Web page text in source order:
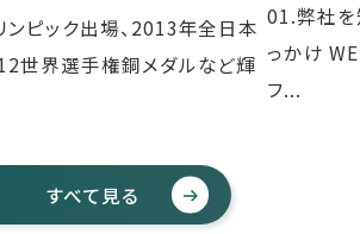
ピック出場、2013年全日本
世界選手権銅メダルなど輝
01.弊社を
っかけ
フ...
すべて見る